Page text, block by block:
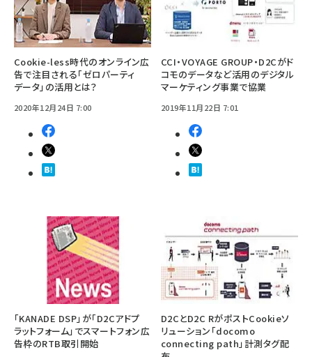
Cookie-less時代のオンライン広
告で注目される「ゼロパーティ
データ」の活用とは？
2020年12月24日 7:00
CCI・VOYAGE GROUP・D2Cがド
コモのデータなど活用のデジタル
マーケティング事業で協業
2019年11月22日 7:01
「KANADE DSP」が「D2Cアドプ
ラットフォーム」でスマートフォン広
告枠のRTB取引開始
D2CとD2C RがポストCookieソ
リューション「docomo
connecting path」計測タグ配